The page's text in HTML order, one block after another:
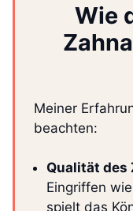
Wie
Meiner
beachten:
Qualität des
Eingriffen
spielt das